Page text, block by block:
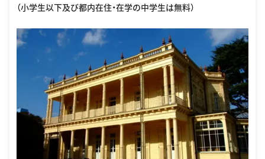
（小学生以下及び都内在住・在学の中学生は無料）